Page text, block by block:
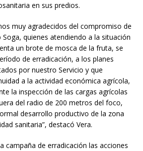
en sus predios.
muy agradecidos del compromiso de
quienes atendiendo a la situación
un brote de mosca de la fruta, se
de erradicación, a los planes
por nuestro Servicio y que
a la actividad económica agrícola,
la inspección de las cargas agrícolas
del radio de 200 metros del foco,
desarrollo productivo de la zona
sanitaria”, destacó Vera.
campaña de erradicación las acciones